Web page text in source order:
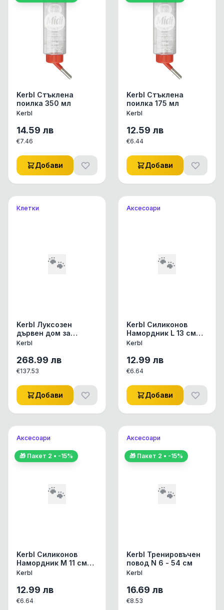
Kerbl Стъклена
поилка 350 мл
Kerbl
14.59 лв
€7.46
Добави
Kerbl Стъклена
поилка 175 мл
Kerbl
12.59 лв
€6.44
Добави
Клетки
🐾
Kerbl Луксозен
дървен дом за
Морски свинчета
Kerbl
268.99 лв
€137.53
Добави
Аксесоари
🐾
Kerbl Силиконов
Намордник L 13 см
оранжев, син, червен
Kerbl
12.99 лв
€6.64
Добави
🎁 Пакет 2 • -15%
Аксесоари
🐾
Kerbl Силиконов
Намордник M 11 см
оранжев, син, червен
Kerbl
12.99 лв
€6.64
🎁 Пакет 2 • -15%
Аксесоари
🐾
Kerbl Тренировъчен
повод N 6 - 54 см
Kerbl
16.69 лв
€8.53